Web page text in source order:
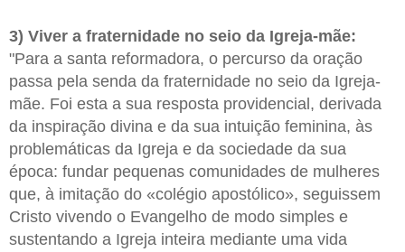
3) Viver a fraternidade no seio da Igreja-mãe:
"Para a santa reformadora, o percurso da oração
passa pela senda da fraternidade no seio da Igreja-
mãe. Foi esta a sua resposta providencial, derivada
da inspiração divina e da sua intuição feminina, às
problemáticas da Igreja e da sociedade da sua
época: fundar pequenas comunidades de mulheres
que, à imitação do «colégio apostólico», seguissem
Cristo vivendo o Evangelho de modo simples e
sustentando a Igreja inteira mediante uma vida